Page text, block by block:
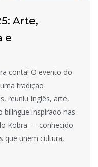
Arte,
e
conta! O evento do
tradição
reuniu Inglês, arte,
inspirado nas
Kobra — conhecido
que unem cultura,